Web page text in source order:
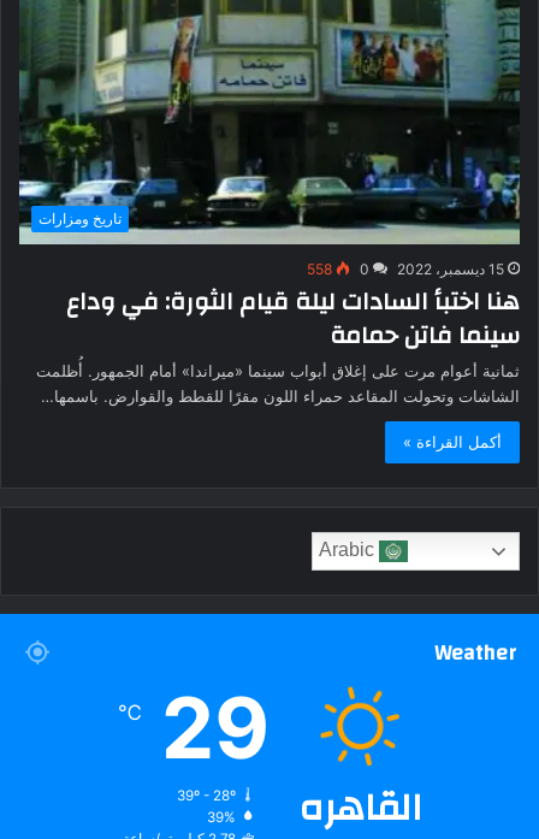
تاريخ ومزارات
15 ديسمبر، 2022 0
558
هنا اختبأ السادات ليلة قيام الثورة: في وداع
سينما فاتن حمامة
ثمانية أعوام مرت على إغلاق أبواب سينما «ميراندا» أمام الجمهور. أُظلمت
الشاشات وتحولت المقاعد حمراء اللون مقرًا للقطط والقوارض. باسمها…
أكمل القراءة »
Weather
القاهره
29
℃
39º - 28º
39%